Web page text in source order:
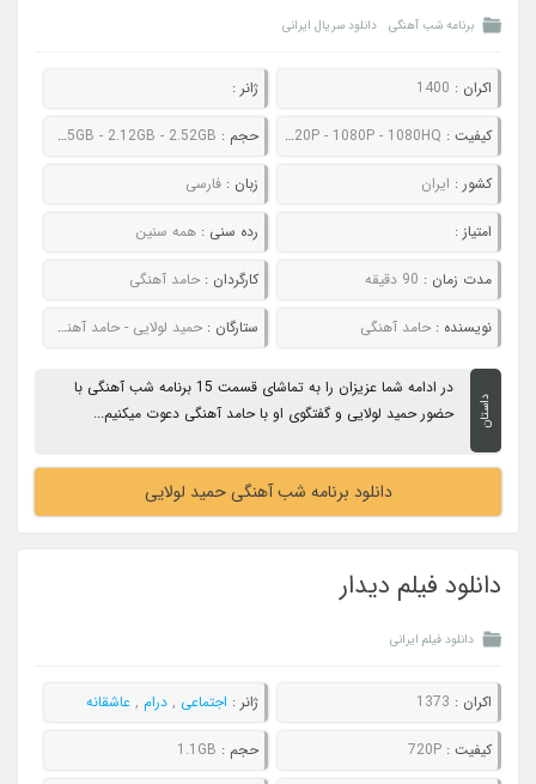
برنامه شب آهنگی دانلود سریال ایرانی
اکران : 1400 ژانر :
کیفیت : 480P - 720P - 1080P - 1080HQ حجم : 554MB - 811MB - 1.55GB - 2.12GB - 2.52GB
کشور : ایران زبان : فارسی
امتیاز : رده سنی : همه سنین
مدت زمان : 90 دقیقه کارگردان : حامد آهنگی
نویسنده :حامد آهنگی ستارگان : حمید لولایی - حامد آهنگی
داستان
در ادامه شما عزیزان را به تماشای قسمت 15 برنامه شب آهنگی با
حضور حمید لولایی و گفتگوی او با حامد آهنگی دعوت میکنیم...
دانلود برنامه شب آهنگی حمید لولایی
دانلود فیلم دیدار
دانلود فیلم ایرانی
اکران : 1373 ژانر : اجتماعی , درام , عاشقانه
کیفیت :720P حجم : 1.1GB